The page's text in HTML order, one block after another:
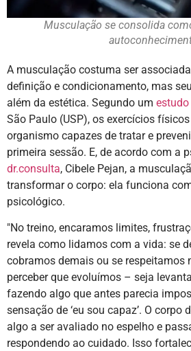
Musculação se consolida
A musculação costuma ser
definição e condicionamento, mas
além da estética. Segundo um estudo
São Paulo (USP), os exercícios
organismo capazes de tratar e
primeira sessão. E, de acordo com a
dr.consulta, Cibele Pejan, a
transformar o corpo: ela funciona
psicológico.
"No treino, encaramos limites,
revela como lidamos com a vida: se
cobramos demais ou se respeitamos
perceber que evoluímos – seja
fazendo algo que antes parecia
sensação de ‘eu sou capaz’. O corpo
algo a ser avaliado no espelho e
respondendo ao cuidado. Isso